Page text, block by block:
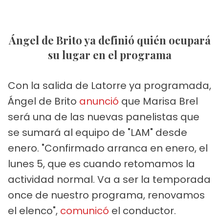
Ángel de Brito ya definió quién ocupará
su lugar en el programa
Con la salida de Latorre ya programada,
Ángel de Brito anunció que Marisa Brel
será una de las nuevas panelistas que
se sumará al equipo de "LAM" desde
enero. "Confirmado arranca en enero, el
lunes 5, que es cuando retomamos la
actividad normal. Va a ser la temporada
once de nuestro programa, renovamos
el elenco", comunicó el conductor.